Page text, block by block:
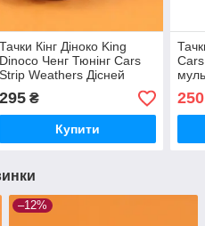
Тачки Кінг Діноко King
Dinoco Ченг Тюнінг Cars
Strip Weathers Дісней
мультфільм Pixar металеві
машинки
295₴
Купити
250
–12%